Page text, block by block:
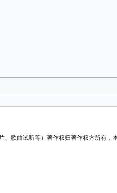
歌曲试听等）著作权归著作权方所有，